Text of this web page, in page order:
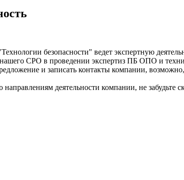
безопасности" ведет экспертную
СРО в проведении экспертиз ПБ ОПО и
и записать контакты компании,
деятельности компании, не забудьте